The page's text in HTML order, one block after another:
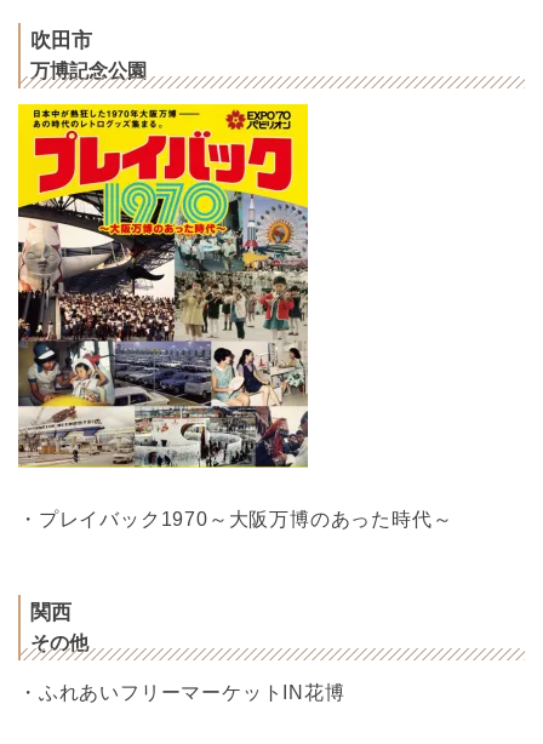
吹田市
万博記念公園
・プレイバック1970～大阪万博のあった時代～
関西
その他
・ふれあいフリーマーケットIN花博